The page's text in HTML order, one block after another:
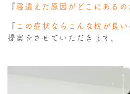
『寝違えた原因がどこにあるの
『 この症状ならこんな枕が良
提案をさせていただきます。